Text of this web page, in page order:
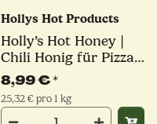
Hollys Hot Products
Holly’s Hot Honey |
Chili Honig für Pizza
& mehr | 355 g
8,99 €*
25,32 € pro 1 kg